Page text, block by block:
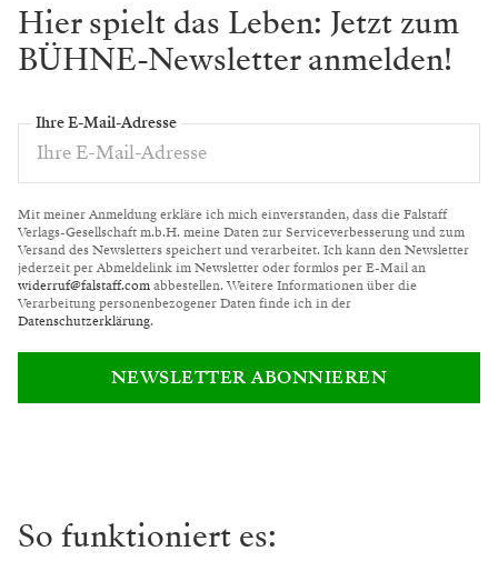
Hier spielt das Leben: Jetzt zum
BÜHNE-Newsletter anmelden!
Ihre E-Mail-Adresse
Mit meiner Anmeldung erkläre ich mich einverstanden, dass die Falstaff
Verlags-Gesellschaft m.b.H. meine Daten zur Serviceverbesserung und zum
Versand des Newsletters speichert und verarbeitet. Ich kann den Newsletter
jederzeit per Abmeldelink im Newsletter oder formlos per E-Mail an
widerruf@falstaff.comabbestellen. Weitere Informationen über die
Verarbeitung personenbezogener Daten finde ich in der
Datenschutzerklärung.
NEWSLETTER ABONNIEREN
So funktioniert es: